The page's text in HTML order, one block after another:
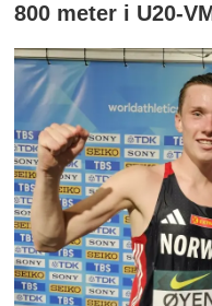
800 meter i U20-